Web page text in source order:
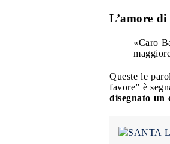
L’amore
«Caro
Queste le
favore” è
disegnato un